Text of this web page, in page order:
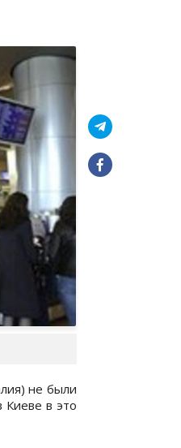
не были
Киеве в это